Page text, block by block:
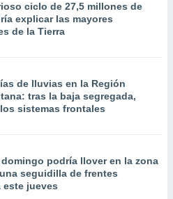
ciclo de 27,5 millones de
explicar las mayores
de la Tierra
de lluvias en la Región
tras la baja segregada,
sistemas frontales
podría llover en la zona
seguidilla de frentes
este jueves